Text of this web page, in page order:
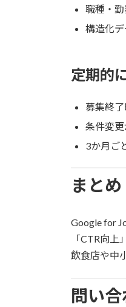
職種・
構造化
定期的
募集終
条件変
3か月ご
まとめ
Google for
「CTR向上
飲食店や中
問い合